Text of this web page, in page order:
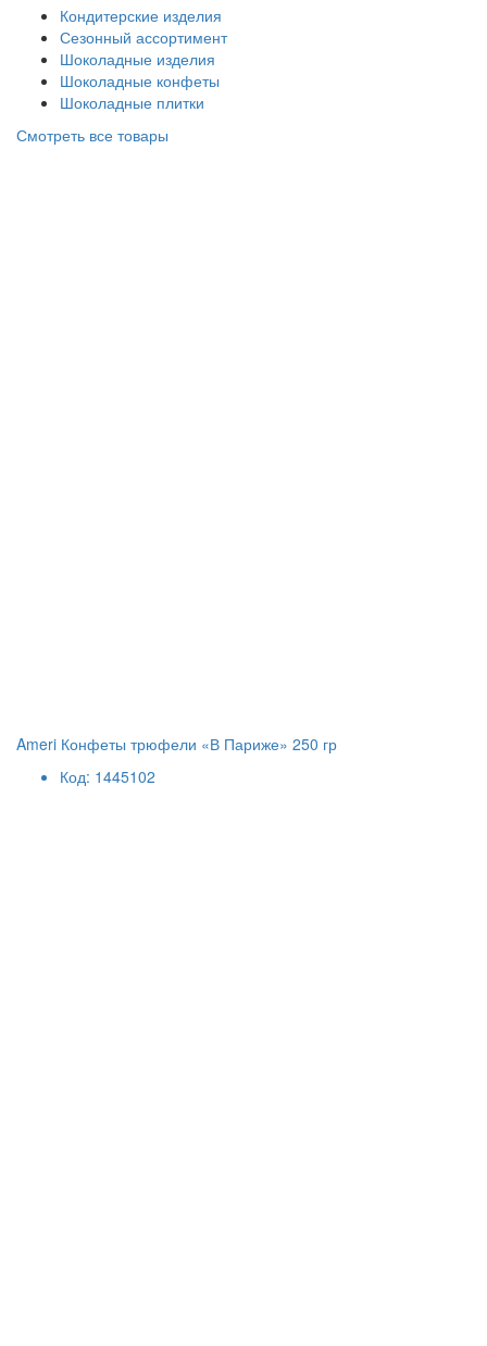
Кондитерские изделия
Сезонный ассортимент
Шоколадные изделия
Шоколадные конфеты
Шоколадные плитки
Смотреть все товары
Ameri Конфеты трюфели «В Париже» 250 гр
Код: 1445102